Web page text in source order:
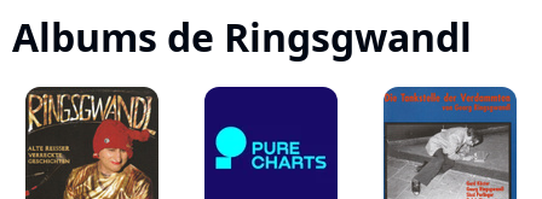
Albums de Ringsgwandl